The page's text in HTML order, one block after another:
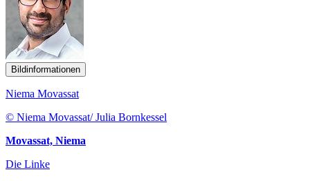
Bildinformationen
Niema Movassat
© Niema Movassat/ Julia Bornkessel
Movassat, Niema
Die Linke